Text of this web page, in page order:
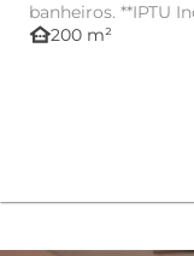
banheiros. **IPTU
e agende já a sua...
other_houses200 m²